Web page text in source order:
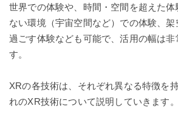
世界での体験や、時間・空間を超えた
ない環境（宇宙空間など）での体験、架
過ごす体験なども可能で、活用の幅は非
す。
XRの各技術は、それぞれ異なる特徴を
れのXR技術について説明していきます。